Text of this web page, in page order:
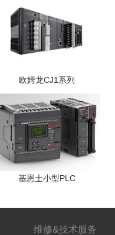
欧姆龙CJ1系列
基恩士小型PLC
维修&技术服务